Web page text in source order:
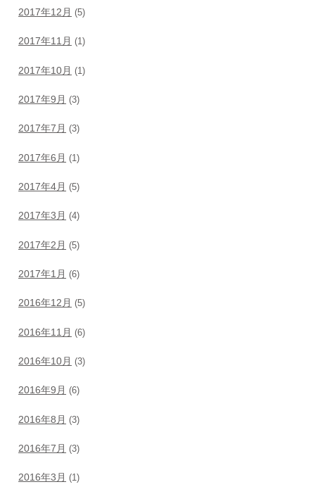
2017年12月 (5)
2017年11月 (1)
2017年10月 (1)
2017年9月 (3)
2017年7月 (3)
2017年6月 (1)
2017年4月 (5)
2017年3月 (4)
2017年2月 (5)
2017年1月 (6)
2016年12月 (5)
2016年11月 (6)
2016年10月 (3)
2016年9月 (6)
2016年8月 (3)
2016年7月 (3)
2016年3月 (1)